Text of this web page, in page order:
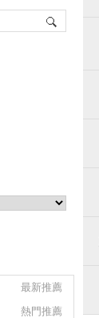
最新推薦
熱門推薦